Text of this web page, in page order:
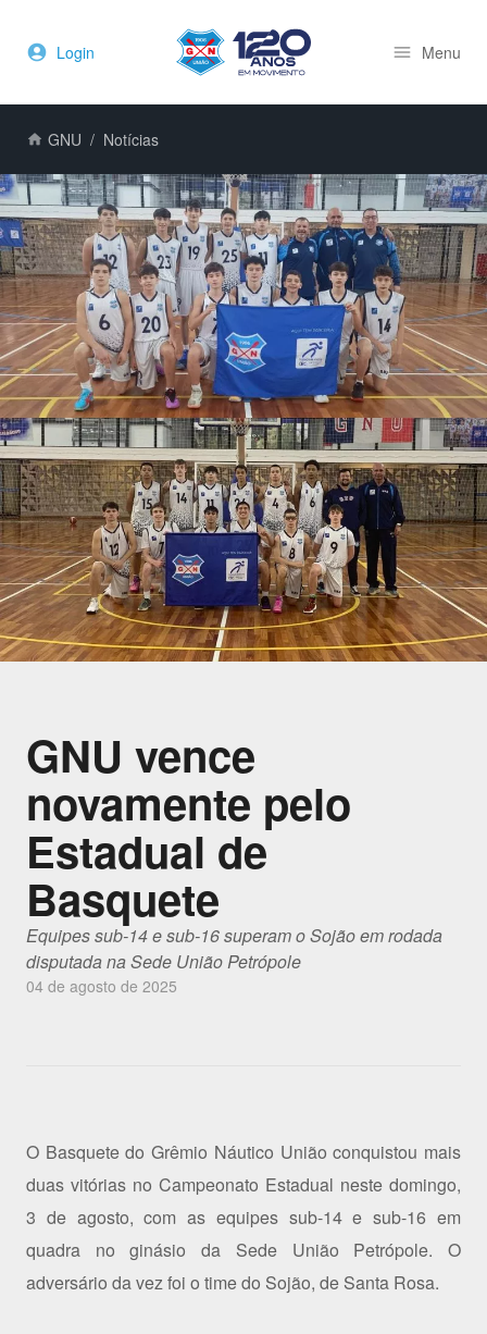
Login Menu
GNU Notícias
GNU vence
novamente pelo
Estadual de
Basquete
Equipes sub-14 e sub-16 superam o Sojão em rodada
disputada na Sede União Petrópole
04 de agosto de 2025
O Basquete do Grêmio Náutico União conquistou mais
duas vitórias no Campeonato Estadual neste domingo,
3 de agosto, com as equipes sub-14 e sub-16 em
quadra no ginásio da Sede União Petrópole. O
adversário da vez foi o time do Sojão, de Santa Rosa.